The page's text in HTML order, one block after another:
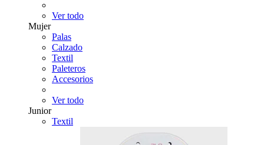
Ver todo
Mujer
Palas
Calzado
Textil
Paleteros
Accesorios
Ver todo
Junior
Textil